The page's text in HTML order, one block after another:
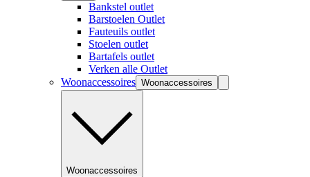
Bankstel outlet
Barstoelen Outlet
Fauteuils outlet
Stoelen outlet
Bartafels outlet
Verken alle Outlet
Woonaccessoires Woonaccessoires
Woonaccessoires